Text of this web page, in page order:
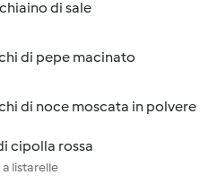
di sale
di pepe macinato
di noce moscata in polvere
cipolla rossa
listarelle